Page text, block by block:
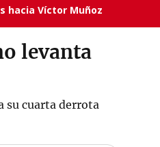
hacia Víctor Muñoz
levanta
su cuarta derrota